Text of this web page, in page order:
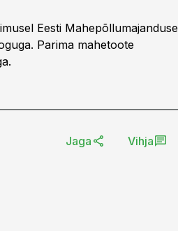
Eesti Mahepõllumajanduse
Parima mahetoote
Jaga Vihja